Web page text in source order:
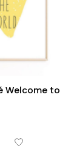
Welcome to